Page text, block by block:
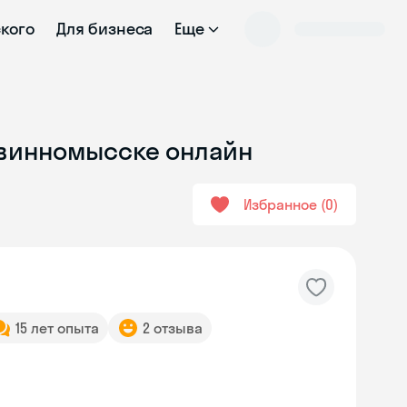
Для бизнеса Еще
онлайн
Избранное 0
15 лет опыта 2 отзыва